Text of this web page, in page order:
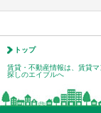
トップ
賃貸・不動産情報は、賃貸
探しのエイブルへ